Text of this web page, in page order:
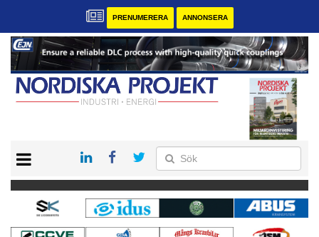
PRENUMERERA ANNONSERA
KONTAKT
VÅRA ANDRA MAGASIN